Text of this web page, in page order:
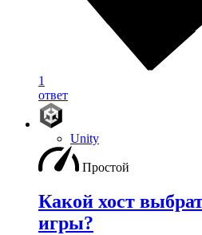
1
ответ
Unity
Простой
Какой хост
игры?